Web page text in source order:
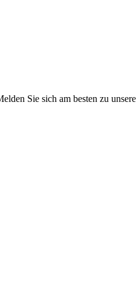
Sie sich am besten zu